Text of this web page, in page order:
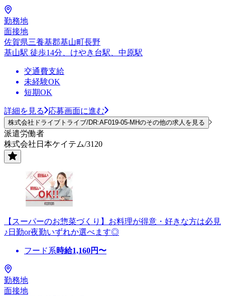
勤務地
面接地
佐賀県三養基郡基山町長野
基山駅 徒歩14分、けやき台駅、中原駅
交通費支給
未経験OK
短期OK
詳細を見る 応募画面に進む
株式会社ドライブトライブ/DR:AF019-05-MHのその他の求人を見る
派遣労働者
株式会社日本ケイテム/3120
【スーパーのお惣菜づくり】お料理が得意・好きな方は必見
♪日勤or夜勤いずれか選べます◎
フード系時給1,160円〜
勤務地
面接地